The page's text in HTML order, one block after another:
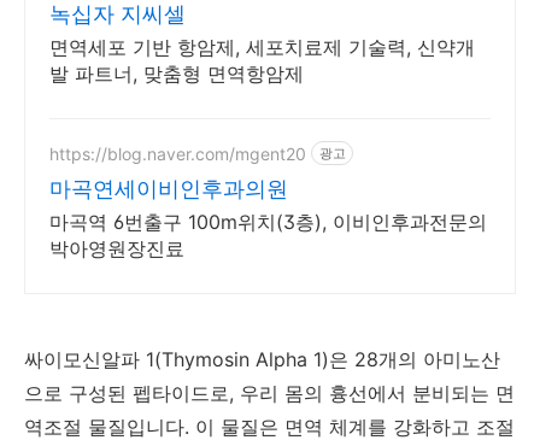
녹십자 지씨셀
면역세포 기반 항암제, 세포치료제 기술력, 신약개
발 파트너, 맞춤형 면역항암제
https://blog.naver.com/mgent20 광고
마곡연세이비인후과의원
마곡역 6번출구 100m위치(3층), 이비인후과전문의
박아영원장진료
싸이모신알파 1(Thymosin Alpha 1)은 28개의 아미노산
으로 구성된 펩타이드로, 우리 몸의 흉선에서 분비되는 면
역조절 물질입니다. 이 물질은 면역 체계를 강화하고 조절